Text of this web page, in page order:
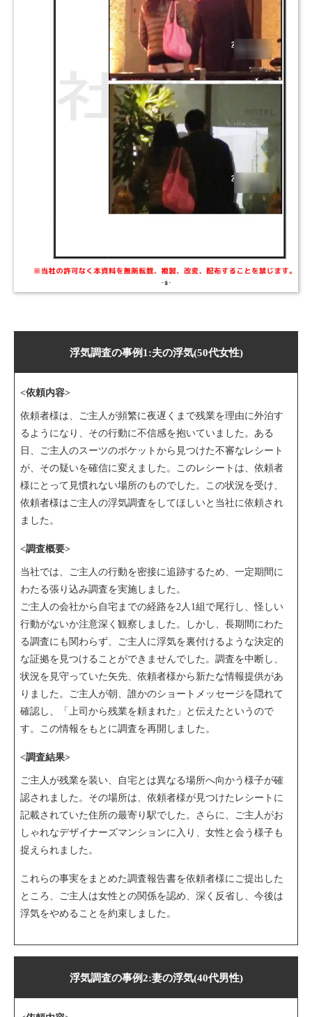
浮気調査の事例1:夫の浮気(50代女性)
<依頼内容>
依頼者様は、ご主人が頻繁に夜遅くまで残業を理由に外泊す
るようになり、その行動に不信感を抱いていました。ある
日、ご主人のスーツのポケットから見つけた不審なレシート
が、その疑いを確信に変えました。このレシートは、依頼者
様にとって見慣れない場所のものでした。この状況を受け、
依頼者様はご主人の浮気調査をしてほしいと当社に依頼され
ました。
<調査概要>
当社では、ご主人の行動を密接に追跡するため、一定期間に
わたる張り込み調査を実施しました。
ご主人の会社から自宅までの経路を2人1組で尾行し、怪しい
行動がないか注意深く観察しました。しかし、長期間にわた
る調査にも関わらず、ご主人に浮気を裏付けるような決定的
な証拠を見つけることができませんでした。調査を中断し、
状況を見守っていた矢先、依頼者様から新たな情報提供があ
りました。ご主人が朝、誰かのショートメッセージを隠れて
確認し、「上司から残業を頼まれた」と伝えたというので
す。この情報をもとに調査を再開しました。
<調査結果>
ご主人が残業を装い、自宅とは異なる場所へ向かう様子が確
認されました。その場所は、依頼者様が見つけたレシートに
記載されていた住所の最寄り駅でした。さらに、ご主人がお
しゃれなデザイナーズマンションに入り、女性と会う様子も
捉えられました。
これらの事実をまとめた調査報告書を依頼者様にご提出した
ところ、ご主人は女性との関係を認め、深く反省し、今後は
浮気をやめることを約束しました。
浮気調査の事例2:妻の浮気(40代男性)